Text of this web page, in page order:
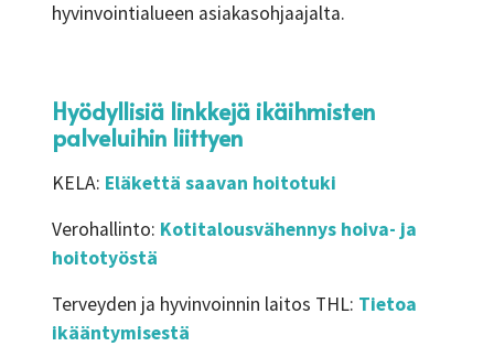
hyvinvointialueen asiakasohjaajalta.
Hyödyllisiä linkkejä ikäihmisten
palveluihin liittyen
KELA: Eläkettä saavan hoitotuki
Verohallinto: Kotitalousvähennys hoiva- ja
hoitotyöstä
Terveyden ja hyvinvoinnin laitos THL: Tietoa
ikääntymisestä